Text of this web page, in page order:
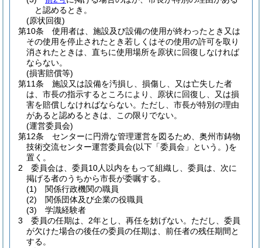
と認めるとき。
(原状回復)
第10条
使用者は、施設及び設備の使用が終わったとき又は
その使用を停止されたとき若しくはその使用の許可を取り
消されたときは、直ちに使用場所を原状に回復しなければ
ならない。
(損害賠償等)
第11条
施設又は設備を汚損し、損傷し、又は亡失した者
は、市長の指示するところにより、原状に回復し、又は損
害を賠償しなければならない。 ただし、市長が特別の理由
があると認めるときは、この限りでない。
(運営委員会)
第12条
センターに円滑な管理運営を図るため、奥州市鋳物
技術交流センター運営委員会(以下「委員会」という。)を
置く。
2
委員会は、委員10人以内をもって組織し、委員は、次に
掲げる者のうちから市長が委嘱する。
(1)
関係行政機関の職員
(2)
関係団体及び企業の役職員
(3)
学識経験者
3
委員の任期は、2年とし、再任を妨げない。 ただし、委員
が欠けた場合の後任の委員の任期は、前任者の残任期間と
する。